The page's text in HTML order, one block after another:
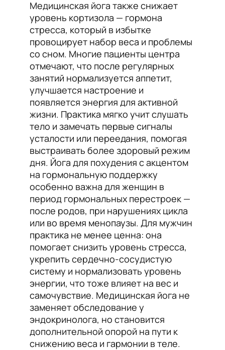
Медицинская йога также снижает
уровень кортизола — гормона
стресса, который в избытке
провоцирует набор веса и проблемы
со сном. Многие пациенты центра
отмечают, что после регулярных
занятий нормализуется аппетит,
улучшается настроение и
появляется энергия для активной
жизни. Практика мягко учит слушать
тело и замечать первые сигналы
усталости или переедания, помогая
выстраивать более здоровый режим
дня. Йога для похудения с акцентом
на гормональную поддержку
особенно важна для женщин в
период гормональных перестроек —
после родов, при нарушениях цикла
или во время менопаузы. Для мужчин
практика не менее ценна: она
помогает снизить уровень стресса,
укрепить сердечно-сосудистую
систему и нормализовать уровень
энергии, что тоже влияет на вес и
самочувствие. Медицинская йога не
заменяет обследование у
эндокринолога, но становится
дополнительной опорой на пути к
снижению веса и гармонии в теле.